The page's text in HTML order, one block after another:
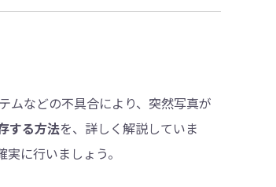
ムなどの不具合により、突然写真が
する方法を、詳しく解説していま
に行いましょう。